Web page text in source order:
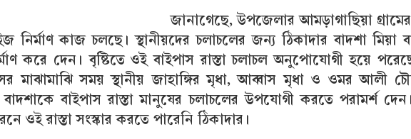
জানাগেছে, উপজেলার আমড়াগাছিয়া
নির্মাণ কাজ চলছে। স্থানীয়দের চলাচলের জন্য ঠিকাদার বাদশা মিয়া
করে দেন। বৃষ্টিতে ওই বাইপাস রাস্তা চলাচল অনুপোযোগী হয়ে
মাঝামাঝি সময় স্থানীয় জাহাঙ্গির মৃধা, আব্বাস মৃধা ও ওমর আলী
বাদশাকে বাইপাস রাস্তা মানুষের চলাচলের উপযোগী করতে পরামর্শ
ওই রাস্তা সংস্কার করতে পারেনি ঠিকাদার।